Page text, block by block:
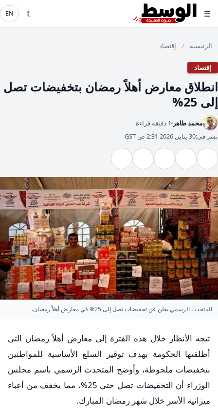
☰
☾
EN
الرئيسية / إقتصاد
إقتصاد
انطلاق معارض أهلاً رمضان بتخفيضات تصل
إلى 25%
محمد طاهر 1 دقيقة قراءة
نشر في:30 يناير, 2026 2:31 ص GST
المتحدث الرسمي يعلن عن تخفيضات تصل إلى 25% في معارض أهلاً رمضان.
تتجه الأنظار خلال هذه الفترة إلى معارض أهلاً رمضان التي
أطلقتها الحكومة بهدف توفير السلع الأساسية للمواطنين
بتخفيضات ملحوظة، وأوضح المتحدث الرسمي باسم مجلس
الوزراء أن التخفيضات تصل حتى 25%، مما يخفف من أعباء
ميزانية الأسر خلال شهر رمضان المبارك.